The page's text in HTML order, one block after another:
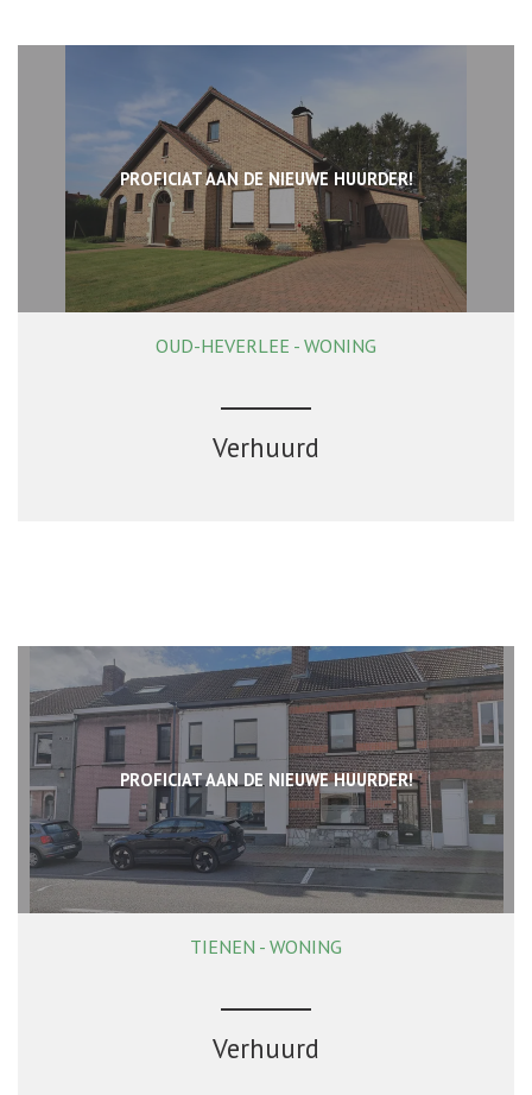
PROFICIAT AAN DE NIEUWE HUURDER!
3 1 Ja
OUD-HEVERLEE - WONING
Verhuurd
PROFICIAT AAN DE NIEUWE HUURDER!
165 m² 3 1
TIENEN - WONING
Verhuurd